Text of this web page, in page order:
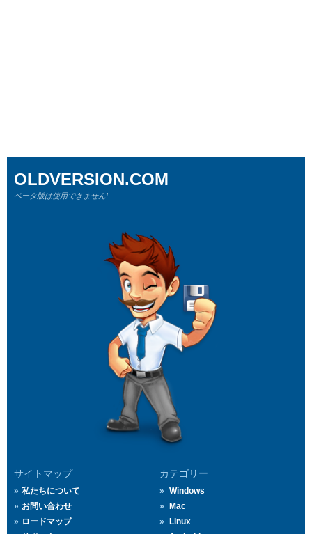
サイトマップ
私たちについて
お問い合わせ
ロードマップ
カテゴリー
Windows
Mac
Linux
OLDVERSION.COM
ベータ版は使用できません!